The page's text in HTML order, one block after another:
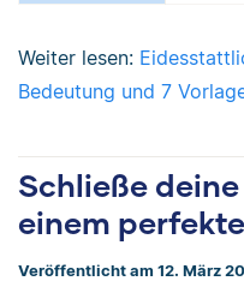
Weiter lesen:
Bedeutung und 7
Schließe
einem
Veröffentlicht am 12. März